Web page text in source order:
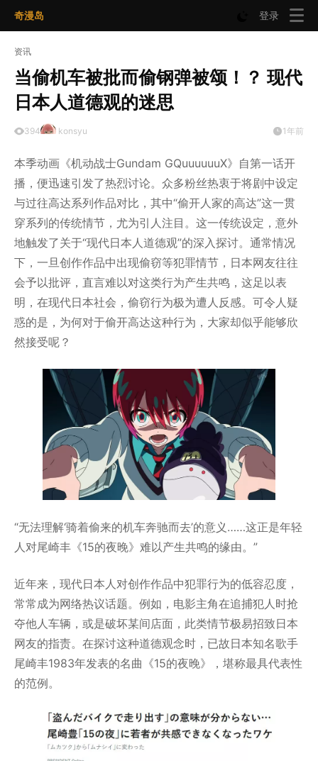
奇漫岛 登录
资讯
当偷机车被批而偷钢弹被颂！？ 现代
日本人道德观的迷思
394 konsyu 1年前
本季动画《机动战士Gundam GQuuuuuuX》自第一话开
播，便迅速引发了热烈讨论。众多粉丝热衷于将剧中设定
与过往高达系列作品对比，其中“偷开人家的高达”这一贯
穿系列的传统情节，尤为引人注目。这一传统设定，意外
地触发了关于“现代日本人道德观”的深入探讨。通常情况
下，一旦创作作品中出现偷窃等犯罪情节，日本网友往往
会予以批评，直言难以对这类行为产生共鸣，这足以表
明，在现代日本社会，偷窃行为极为遭人反感。可令人疑
惑的是，为何对于偷开高达这种行为，大家却似乎能够欣
然接受呢？
“无法理解‘骑着偷来的机车奔驰而去’的意义……这正是年轻
人对尾崎丰《15的夜晚》难以产生共鸣的缘由。”
近年来，现代日本人对创作作品中犯罪行为的低容忍度，
常常成为网络热议话题。例如，电影主角在追捕犯人时抢
夺他人车辆，或是破坏某间店面，此类情节极易招致日本
网友的指责。在探讨这种道德观念时，已故日本知名歌手
尾崎丰1983年发表的名曲《15的夜晚》，堪称最具代表性
的范例。